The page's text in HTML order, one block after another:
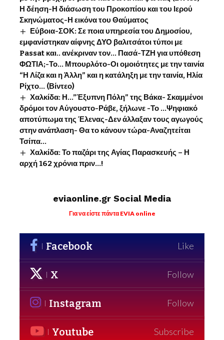
Η δέηση-Η διάσωση του Προκοπίου και του Ιερού
Σκηνώματος-Η εικόνα του Θαύματος
Εύβοια-ΣΟΚ: Σε ποια υπηρεσία του Δημοσίου,
εμφανίστηκαν αίφνης ΔΥΟ βαλιτσάτοι τύποι με
Passat και.. ανέκριναν τον… Πασά-ΤΖΗ για υπόθεση
ΦΩΤΙΑ;-Το… Μπουρλότο-Οι ομοιότητες με την ταινία
“Η Λίζα και η Άλλη” και η κατάληξη με την ταινία, Ηλία
Ρίχτο… (Βίντεο)
Χαλκίδα: Η…”Έξυπνη Πόλη” της Βάκα- Σκαμμένοι
δρόμοι τον Αύγουστο-Ράβε, ξήλωνε -Το …Ψηφιακό
αποτύπωμα της Έλενας-Δεν άλλαξαν τους αγωγούς
στην ανάπλαση- Θα το κάνουν τώρα-Αναζητείται
Τσίπα…
Χαλκίδα: Το παζάρι της Αγίας Παρασκευής – Η
αρχή 162 χρόνια πριν…!
eviaonline.gr Social Media
Για να είστε πάντα EVIA online
Facebook Like
X Follow
Instagram Follow
Youtube Subscribe